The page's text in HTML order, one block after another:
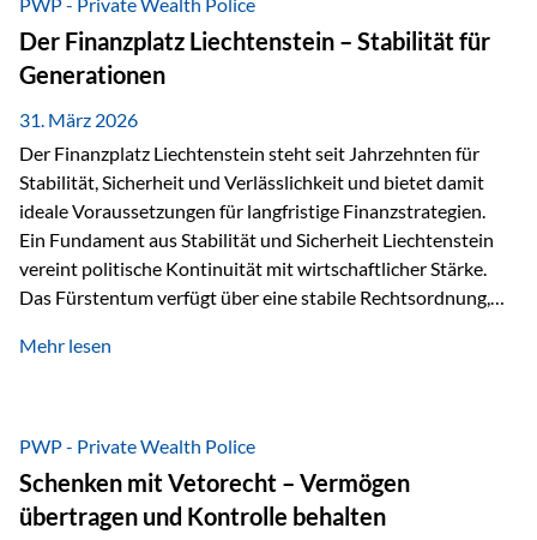
heißt das:Diese Gelder gehören im Konkursfall nicht zur
allgemeinen Konkursmasse, sondern werden ausschließlich
zur Erfüllung…
Der Finanzplatz Liechtenstein – Stabilität für
Generationen
31. März 2026
Der Finanzplatz Liechtenstein steht seit Jahrzehnten für
Stabilität, Sicherheit und Verlässlichkeit und bietet damit
ideale Voraussetzungen für langfristige Finanzstrategien.
Ein Fundament aus Stabilität und Sicherheit Liechtenstein
vereint politische Kontinuität mit wirtschaftlicher Stärke.
Das Fürstentum verfügt über eine stabile Rechtsordnung,
monarchischen Elementen basiert. Diese Struktur schafft
und Unternehmen. Ein wesentliches Merkmal ist die
Staatsfinanzierung: Liechtenstein weist keine
Staatsschulden auf, und der Schutz der wirtschaftlichen
Interessen der Bevölkerung ist in der Verfassung verankert.
Mehr lesen
PWP - Private Wealth Police
Schenken mit Vetorecht – Vermögen
übertragen und Kontrolle behalten